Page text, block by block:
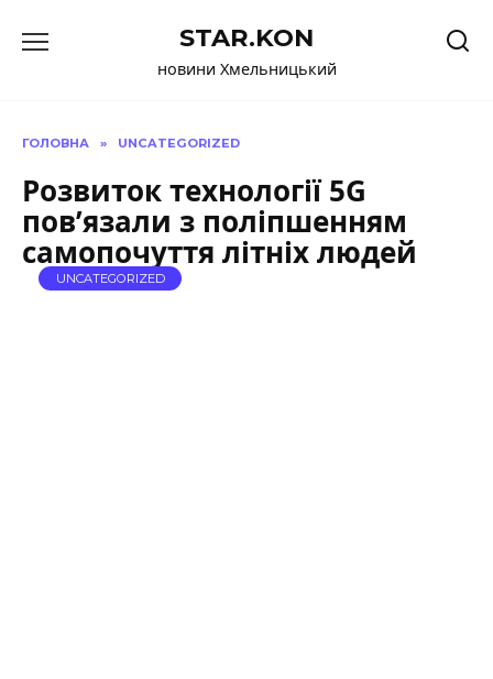
до
STAR.KON
новини Хмельницький
ГОЛОВНА » UNCATEGORIZED
Розвиток технології 5G
пов’язали з поліпшенням
самопочуття літніх людей
UNCATEGORIZED